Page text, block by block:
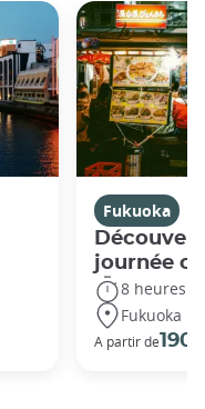
Fukuoka
journée
8 heures
Fukuoka
A partir de190